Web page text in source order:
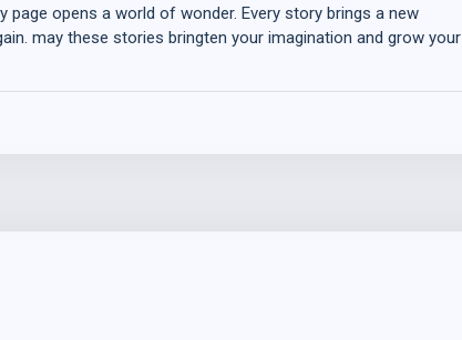
opens a world of wonder. Every story brings a new
may these stories bringten your imagination and grow your